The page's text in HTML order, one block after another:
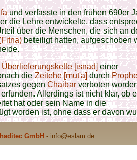
und verfasste in den frühen 690er
die Lehre entwickelte, dass
über die Menschen, die sich an
beteiligt hatten, aufgeschoben
Überlieferungskette [isnad] einer
dieZeitehe [mut'a]durch
gegenChaibarverboten
Allerdings ist nicht klar, ob
hat oder sein Name in die
worden ist, ohne dass er davon
GmbH - info@eslam.de